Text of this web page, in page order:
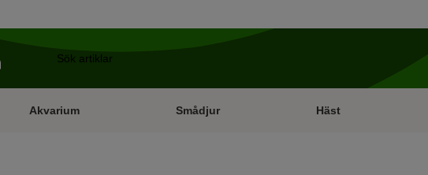
Akvarium Smådjur Häst